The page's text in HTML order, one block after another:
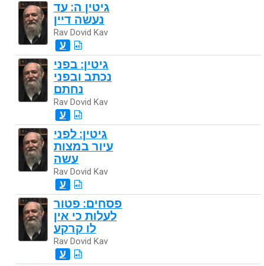
גיטין ה: עד
נעשה דיין
Rav Dovid Kav
ע
גיטין: בפני
נכתב ובפני
נחתם
Rav Dovid Kav
ע
גיטין: לפני
עיור במצות
עשה
Rav Dovid Kav
ע
פסחים: פטור
לעלות כי אין
לו קרקע
Rav Dovid Kav
ע